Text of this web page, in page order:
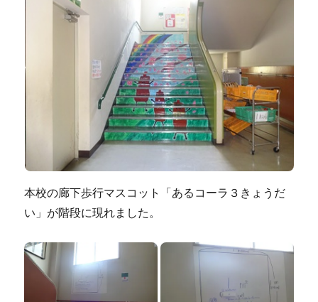
本校の廊下歩行マスコット「あるコーラ３きょうだ
い」が階段に現れました。